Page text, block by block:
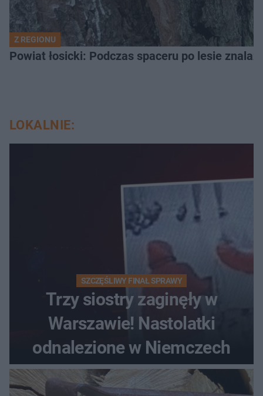
Z REGIONU
LOKALNIE:
SZCZĘŚLIWY FINAŁ SPRAWY
Trzy siostry zaginęły w
Warszawie! Nastolatki
odnalezione w Niemczech